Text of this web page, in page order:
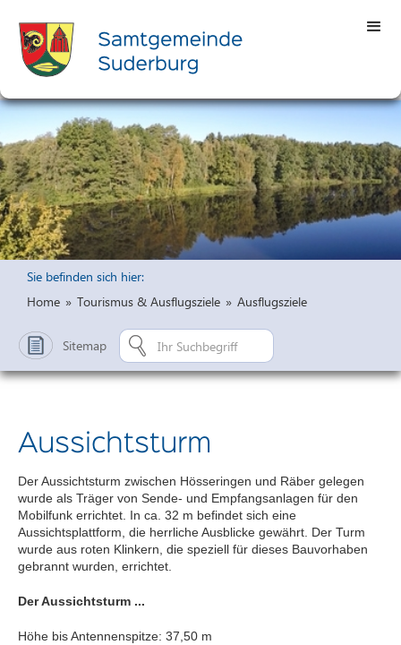
Sie befinden sich hier:
Home » Tourismus & Ausflugsziele » Ausflugsziele
Sitemap
Aussichtsturm
Der Aussichtsturm zwischen Hösseringen und Räber gelegen
wurde als Träger von Sende- und Empfangsanlagen für den
Mobilfunk errichtet. In ca. 32 m befindet sich eine
Aussichtsplattform, die herrliche Ausblicke gewährt. Der Turm
wurde aus roten Klinkern, die speziell für dieses Bauvorhaben
gebrannt wurden, errichtet.
Der Aussichtsturm ...
Höhe bis Antennenspitze: 37,50 m